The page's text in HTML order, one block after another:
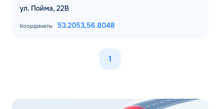
ул. Пойма, 22В
Координаты 53.2053,56.8048
1